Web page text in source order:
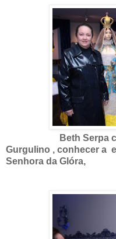
Beth Serpa
Gurgulino , conhecer a
Senhora da Glóra,